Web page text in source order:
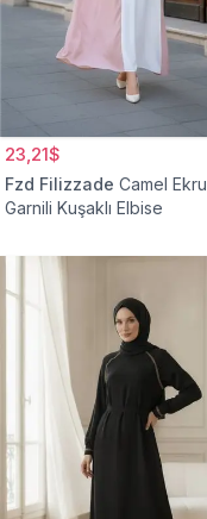
23,21$
Fzd Filizzade Camel Ekru
Garnili Kuşaklı Elbise